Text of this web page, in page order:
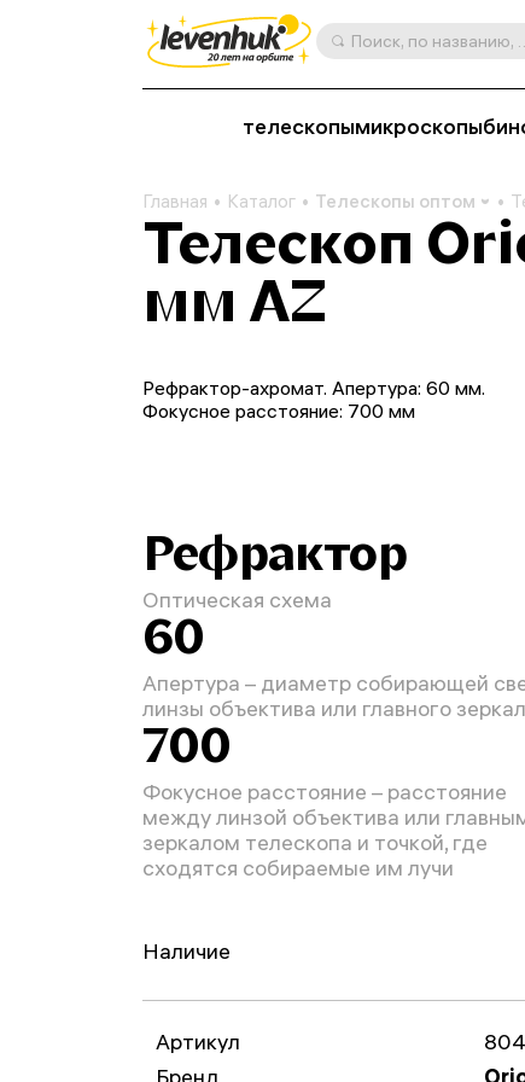
Поиск, по
телескопымикроскопы
Главная Каталог Телескопы оптом
Телескоп
мм AZ
Рефрактор-ахромат. Апертура: 60 мм.
Фокусное расстояние: 700 мм
Рефрактор
Оптическая схема
60
Апертура – диаметр собирающей
линзы объектива или главного
700
Фокусное расстояние – расстояние
между линзой объектива или
зеркалом телескопа и точкой, где
сходятся собираемые им лучи
Наличие
Артикул